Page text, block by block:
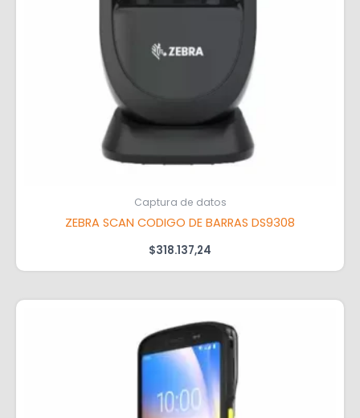
Captura de datos
ZEBRA SCAN CODIGO DE BARRAS DS9308
$318.137,24